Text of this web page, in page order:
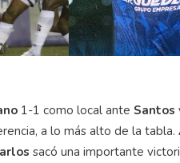
1-1 como local ante Santos
a lo más alto de la tabla.
sacó una importante